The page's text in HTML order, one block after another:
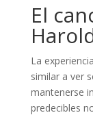
El
La
similar a ver
mantenerse
predecibles